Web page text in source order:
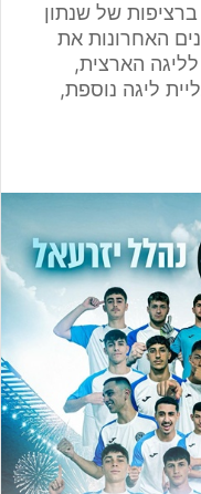
ברציפות של שנתון
האחרונות את
הארצית,
ליגה נוספת,